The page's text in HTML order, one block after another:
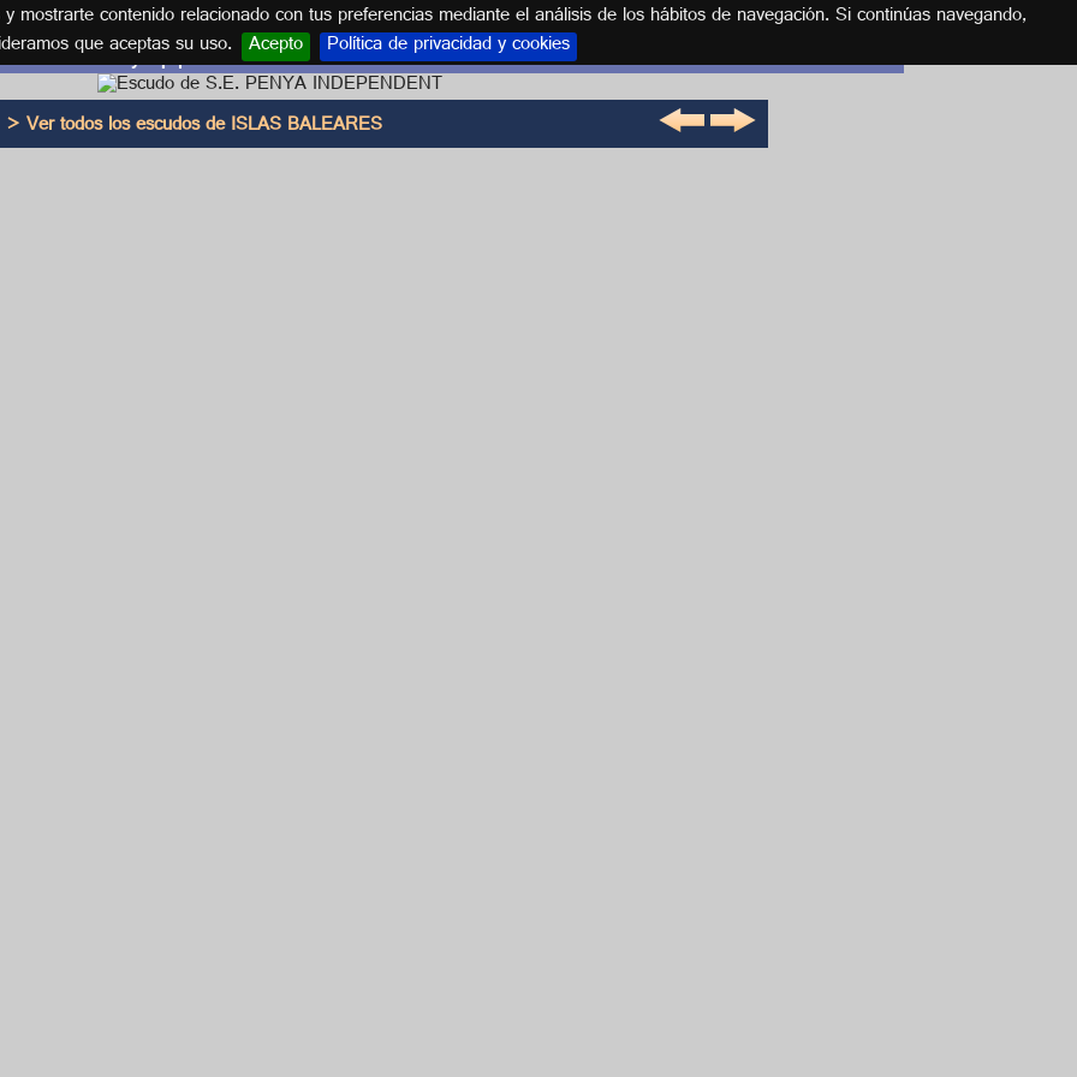
mostrarte contenido relacionado con tus preferencias mediante el análisis de los hábitos de navegación. Si continúas navegando,
que aceptas su uso. Acepto Política de privacidad y cookies
Escudo y equipación S.E. PENYA INDEPENDENT
> Ver todos los escudos de ISLAS BALEARES